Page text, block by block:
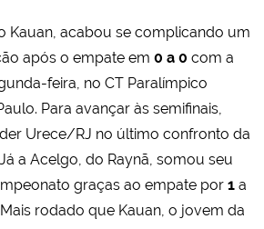
Kauan, acabou se complicando um
após o empate em 0 a 0 com a
feira, no CT Paralímpico
Para avançar às semifinais,
Urece/RJ no último confronto da
a Acelgo, do Raynã, somou seu
graças ao empate por 1 a
Mais rodado que Kauan, o jovem da